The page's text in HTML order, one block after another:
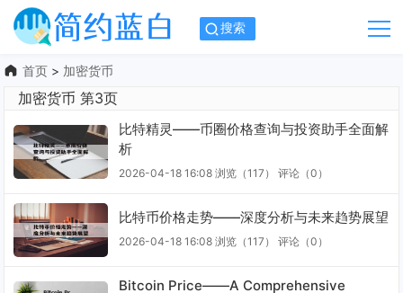
搜索
首页 > 加密货币
加密货币 第3页
比特精灵——币圈价格查询与投资助手全面解
析
2026-04-18 16:08 浏览（117） 评论（0 ）
比特币价格走势——深度分析与未来趋势展望
2026-04-18 16:08 浏览（117） 评论（0 ）
Bitcoin Price——A Comprehensive